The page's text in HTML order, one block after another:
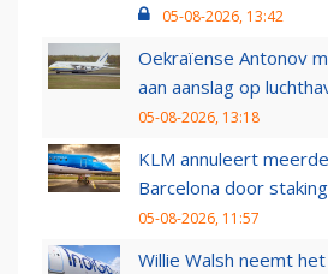
05-08-2026, 13:42
Oekraïense Antonov
aan aanslag op
05-08-2026, 13:18
KLM annuleert
Barcelona door staking
05-08-2026, 11:57
Willie Walsh neemt